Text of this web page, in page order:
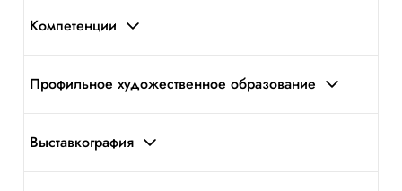
Компетенции
Профильное художественное образование
Выставкография